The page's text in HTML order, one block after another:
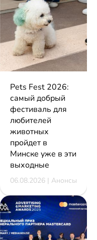
Pets Fest 2026:
самый добрый
фестиваль для
любителей
животных
пройдет в
Минске уже в эти
выходные
06.08.2026 | Анонсы